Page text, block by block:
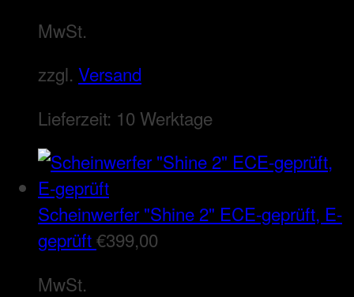
MwSt.
zzgl. Versand
Lieferzeit: 10 Werktage
Scheinwerfer "Shine 2" ECE-geprüft, E-
geprüft€399,00
MwSt.